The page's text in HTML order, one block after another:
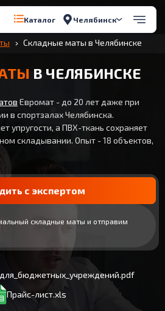
Каталог Челябинск
Складные маты в Челябинске
В ЧЕЛЯБИНСКЕ
Евромат - до 20 лет даже при
в спортзалах Челябинска.
упругости, а ПВХ-ткань сохраняет
складывании. Опыт - 18 объектов,
с экспертом
складные маты и отправим
Прайс-лист.xls